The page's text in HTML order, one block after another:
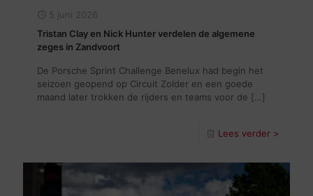
5 juni 2026
Tristan Clay en Nick Hunter verdelen de algemene
zeges in Zandvoort
De Porsche Sprint Challenge Benelux had begin het
seizoen geopend op Circuit Zolder en een goede
maand later trokken de rijders en teams voor de […]
Lees verder >